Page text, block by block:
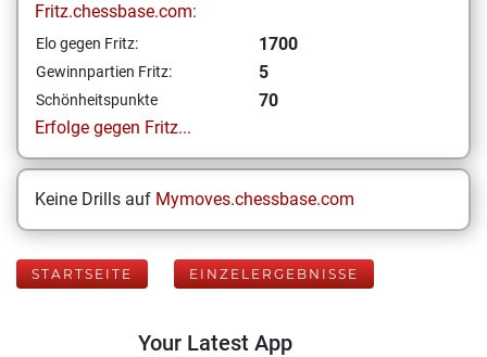
Fritz.chessbase.com:
Elo gegen Fritz: 1700
Gewinnpartien Fritz: 5
Schönheitspunkte
70
Erfolge gegen Fritz...
Keine Drills auf Mymoves.chessbase.com
STARTSEITE EINZELERGEBNISSE
Your Latest App